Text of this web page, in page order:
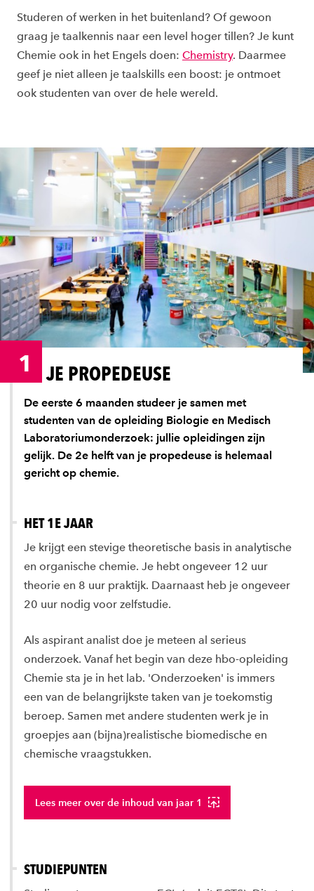
Studeren of werken in het buitenland? Of gewoon
graag je taalkennis naar een level hoger tillen? Je kunt
Chemie ook in het Engels doen: Chemistry. Daarmee
geef je niet alleen je taalskills een boost: je ontmoet
ook studenten van over de hele wereld.
JE PROPEDEUSE
De eerste 6 maanden studeer je samen met
studenten van de opleiding Biologie en Medisch
Laboratoriumonderzoek: jullie opleidingen zijn
gelijk. De 2e helft van je propedeuse is helemaal
gericht op chemie.
1
HET 1E JAAR
Je krijgt een stevige theoretische basis in analytische
en organische chemie. Je hebt ongeveer 12 uur
theorie en 8 uur praktijk. Daarnaast heb je ongeveer
20 uur nodig voor zelfstudie.
Als aspirant analist doe je meteen al serieus
onderzoek. Vanaf het begin van deze hbo-opleiding
Chemie sta je in het lab. 'Onderzoeken' is immers
een van de belangrijkste taken van je toekomstig
beroep. Samen met andere studenten werk je in
groepjes aan (bijna)realistische biomedische en
chemische vraagstukken.
Lees meer over de inhoud van jaar 1
STUDIEPUNTEN